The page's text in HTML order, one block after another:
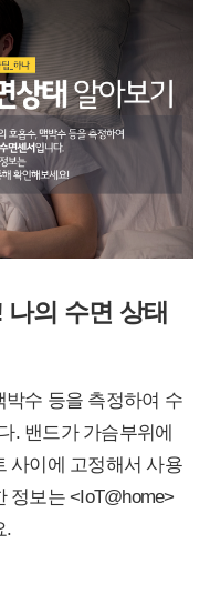
의 수면 상태
수 등을 측정하여 수
. 밴드가 가슴부위에
사이에 고정해서 사용
정보는 <IoT@home>
.